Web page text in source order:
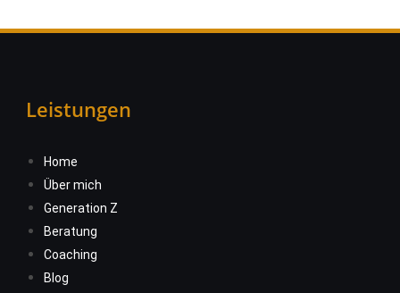
Leistungen
Home
Über mich
Generation Z
Beratung
Coaching
Blog